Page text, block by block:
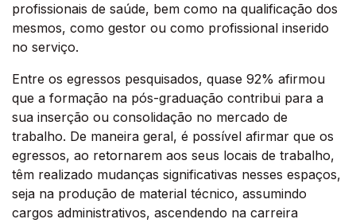
profissionais de saúde, bem como na qualificação dos
mesmos, como gestor ou como profissional inserido
no serviço.
Entre os egressos pesquisados, quase 92% afirmou
que a formação na pós-graduação contribui para a
sua inserção ou consolidação no mercado de
trabalho. De maneira geral, é possível afirmar que os
egressos, ao retornarem aos seus locais de trabalho,
têm realizado mudanças significativas nesses espaços,
seja na produção de material técnico, assumindo
cargos administrativos, ascendendo na carreira